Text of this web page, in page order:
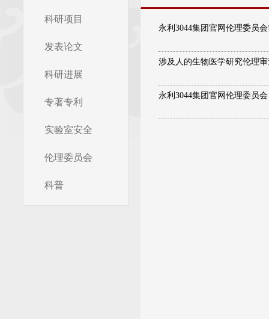
科研项目
发表论文
科研进展
专著专利
实验室安全
伦理委员会
科普
永利3044集团官网伦理委员
涉及人的生物医学研究伦理
永利3044集团官网伦理委员